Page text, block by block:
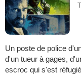
Un poste de police
d'un tueur à gages,
escroc qui s'est